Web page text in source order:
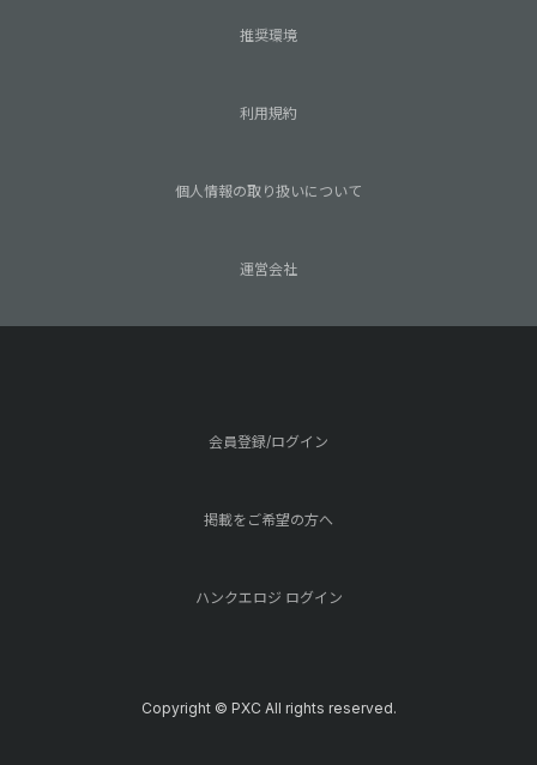
推奨環境
利用規約
個人情報の取り扱いについて
運営会社
会員登録/ログイン
掲載をご希望の方へ
ハンクエロジ ログイン
Copyright © PXC All rights reserved.